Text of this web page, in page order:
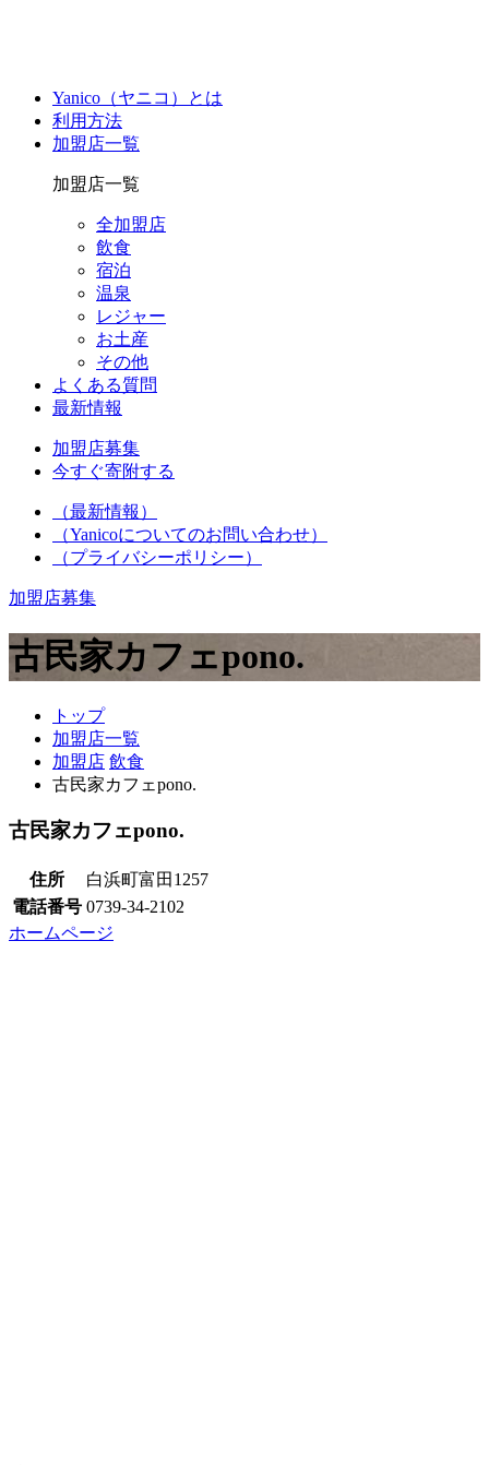
Yanico（ヤニコ）とは
利用方法
加盟店一覧
加盟店一覧
全加盟店
飲食
宿泊
温泉
レジャー
お土産
その他
よくある質問
最新情報
加盟店募集
今すぐ寄附する
（最新情報）
（Yanicoについてのお問い合わせ）
（プライバシーポリシー）
加盟店募集
古民家カフェpono.
トップ
加盟店一覧
加盟店 飲食
古民家カフェpono.
古民家カフェpono.
住所
白浜町富田1257
電話番号 0739-34-2102
ホームページ